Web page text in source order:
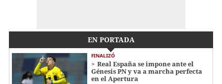
EN PORTADA
FINALIZÓ
Real España se impone ante el
Génesis PN y va a marcha perfecta
en el Apertura